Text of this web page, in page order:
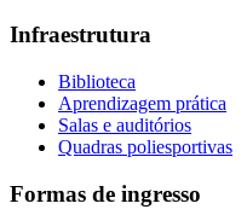
Infraestrutura
Biblioteca
Aprendizagem prática
Salas e auditórios
Quadras poliesportivas
Formas de ingresso